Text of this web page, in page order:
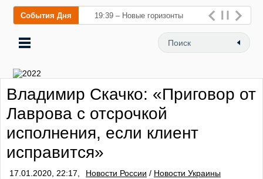
События Дня 19:39 – Новые горизонты
флебологии: в Москве
открылся «Городской центр
заболеваний ве
Владимир Скачко: «Приговор от
Лаврова с отсрочкой
исполнения, если клиент
исправится»
17.01.2020, 22:17, Новости России / Новости Украины